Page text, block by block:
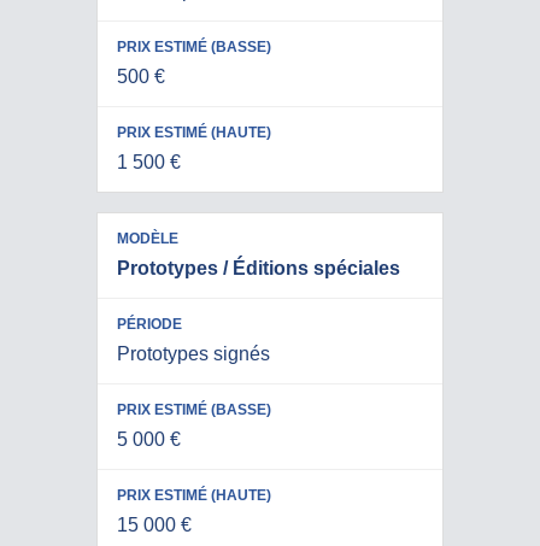
500 €
1 500 €
Prototypes / Éditions spéciales
Prototypes signés
5 000 €
15 000 €